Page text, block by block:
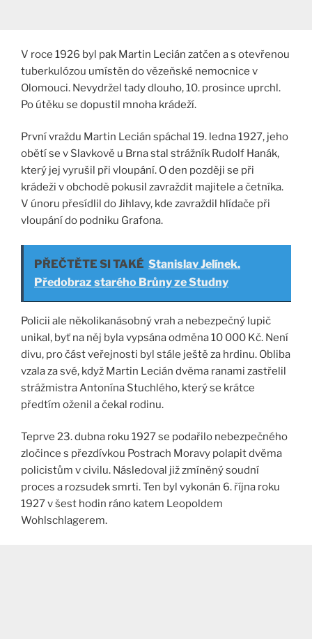
V roce 1926 byl pak Martin Lecián zatčen a s otevřenou
tuberkulózou umístěn do vězeňské nemocnice v
Olomouci. Nevydržel tady dlouho, 10. prosince uprchl.
Po útěku se dopustil mnoha krádeží.
První vraždu Martin Lecián spáchal 19. ledna 1927, jeho
obětí se v Slavkově u Brna stal strážník Rudolf Hanák,
který jej vyrušil při vloupání. O den později se při
krádeži v obchodě pokusil zavraždit majitele a četníka.
V únoru přesídlil do Jihlavy, kde zavraždil hlídače při
vloupání do podniku Grafona.
PŘEČTĚTE SI TAKÉ Stanislav Jelínek.
Předobraz starého Brůny ze Studny
Policii ale několikanásobný vrah a nebezpečný lupič
unikal, byť na něj byla vypsána odměna 10 000 Kč. Není
divu, pro část veřejnosti byl stále ještě za hrdinu. Obliba
vzala za své, když Martin Lecián dvěma ranami zastřelil
strážmistra Antonína Stuchlého, který se krátce
předtím oženil a čekal rodinu.
Teprve 23. dubna roku 1927 se podařilo nebezpečného
zločince s přezdívkou Postrach Moravy polapit dvěma
policistům v civilu. Následoval již zmíněný soudní
proces a rozsudek smrti. Ten byl vykonán 6. října roku
1927 v šest hodin ráno katem Leopoldem
Wohlschlagerem.